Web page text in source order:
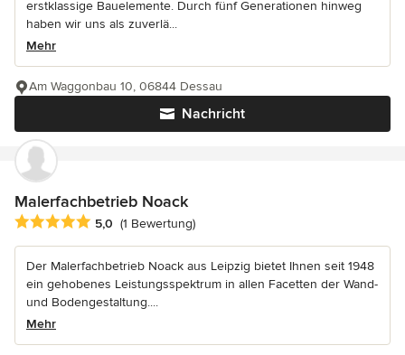
erstklassige Bauelemente. Durch fünf Generationen hinweg
haben wir uns als zuverlä...
Mehr
Nachricht
Am Waggonbau 10, 06844 Dessau
Malerfachbetrieb Noack
Durchschnittliche Bewertung: 5 von 5 Sternen
5,0 (1 Bewertung)
Der Malerfachbetrieb Noack aus Leipzig bietet Ihnen seit 1948
ein gehobenes Leistungsspektrum in allen Facetten der Wand-
und Bodengestaltung....
Mehr